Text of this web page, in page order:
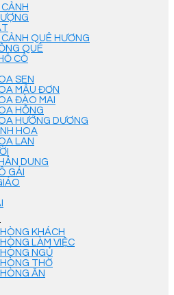
QUÊ HƯƠNG
QUÊ
CỔ
SEN
MẪU ĐƠN
ĐÀO MAI
HỒNG
HƯỚNG DƯƠNG
HOA
LAN
DUNG
GÁI
KHÁCH
LÀM VIỆC
NGỦ
THỜ
ĂN